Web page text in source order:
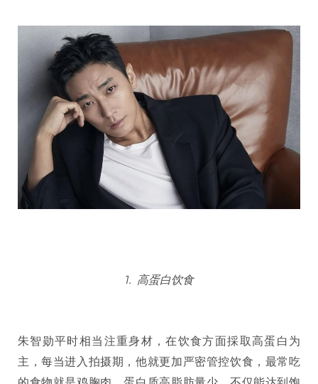
1. 高蛋白饮食
朱智勋平时相当注重身材，在饮食方面採取高蛋白为
主，每当进入拍摄期，他就更加严密管控饮食，最常吃